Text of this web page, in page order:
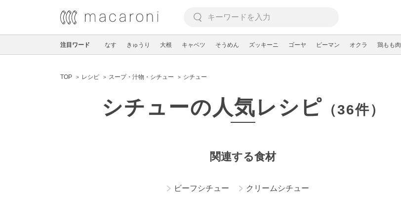
注目ワード なす きゅうり 大根 キャベツ そうめん ズッキーニ ゴーヤ ピーマン オクラ 鶏もも肉
TOP レシピ スープ・汁物・シチュー シチュー
シチューの人気レシピ （36件）
関連する食材
ビーフシチュー クリームシチュー